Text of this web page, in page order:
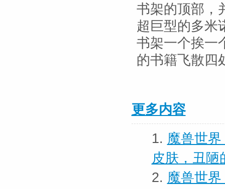
书架的顶部，
超巨型的多米
书架一个挨一
的书籍飞散四
更多内容
1. 魔兽世
皮肤，丑陋
2. 魔兽世